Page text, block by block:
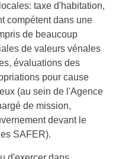
taxe d'habitation,
compétent dans une
de beaucoup
de valeurs vénales
évaluations des
pour cause
(au sein de l'Agence
de mission,
devant le
SAFER).